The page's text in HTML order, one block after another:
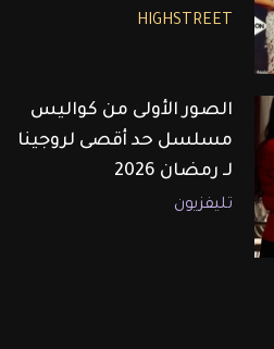
HIGHSTREET
الصور الأولى من كواليس
مسلسل حد أقصى لروجينا
لـ رمضان 2026
تليفزيون